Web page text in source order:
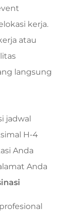
kerja.
atau
langsung
jadwal
H-4
Anda
Anda